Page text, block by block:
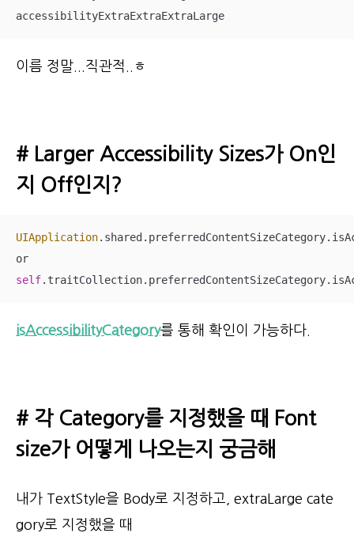
이름 정말...직관적..ㅎ
# Larger Accessibility Sizes가 On인
지 Off인지?
UIApplication
self
isAccessibilityCategory를 통해 확인이 가능하다.
# 각 Category를 지정했을 때 Font
size가 어떻게 나오는지 궁금해
내가 TextStyle을 Body로 지정하고, extraLarge cate
gory로 지정했을 때